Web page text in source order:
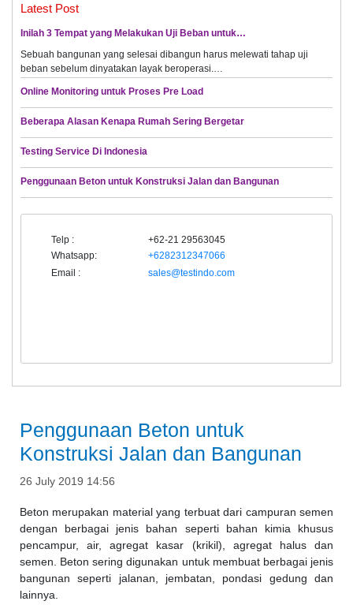
Latest Post
Inilah 3 Tempat yang Melakukan Uji Beban untuk…
Sebuah bangunan yang selesai dibangun harus melewati tahap uji
beban sebelum dinyatakan layak beroperasi.…
Online Monitoring untuk Proses Pre Load
Beberapa Alasan Kenapa Rumah Sering Bergetar
Testing Service Di Indonesia
Penggunaan Beton untuk Konstruksi Jalan dan Bangunan
Telp :
+62-21 29563045
Whatsapp:
+6282312347066
Email :
sales@testindo.com
Penggunaan Beton untuk
Konstruksi Jalan dan Bangunan
26 July 2019 14:56
Beton merupakan material yang terbuat dari campuran semen
dengan berbagai jenis bahan seperti bahan kimia khusus
pencampur, air, agregat kasar (krikil), agregat halus dan
semen. Beton sering digunakan untuk membuat berbagai jenis
bangunan seperti jalanan, jembatan, pondasi gedung dan
lainnya.